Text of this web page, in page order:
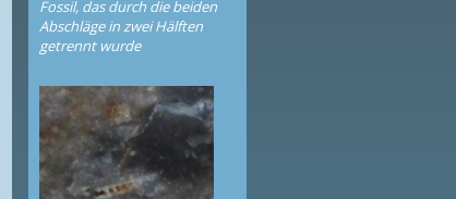
Fossil, das durch die beiden
Abschläge in zwei Hälften
getrennt wurde